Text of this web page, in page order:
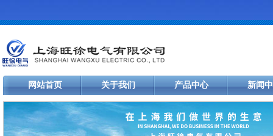
网站首页 关于我们 产品中心 新闻